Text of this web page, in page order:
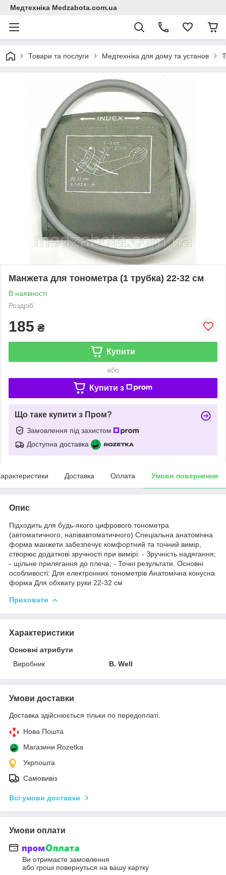
Медтехніка Medzabota.com.ua
Товари та послуги Медтехніка для дому та установ
Манжета для тонометра (1 трубка) 22-32 см
В наявності
Роздріб
185 ₴
Купити
або
Купити з
Що таке купити з Пром?
Замовлення під захистом
Доступна доставка
Доставка Оплата Умови повернення
Опис
Підходить для будь-якого цифрового тонометра
(автоматичного, напівавтоматичного) Спеціальна анатомічна
форма манжети забезпечує комфортний та точний вимір,
створює додаткові зручності при вимірі: - Зручність надягання;
- щільне прилягання до плеча; - Точні результати. Основні
особливості: Для електронних тонометрів Анатомічна конусна
форма Для обхвату руки 22-32 см
Приховати
Характеристики
Основні атрибути
Виробник
B. Well
Умови доставки
Доставка здійснюється тільки по передоплаті.
Нова Пошта
Магазини Rozetka
Укрпошта
Самовивіз
Всі умови доставки
Умови оплати
Ви отримаєте замовлення
або гроші повернуться на вашу картку